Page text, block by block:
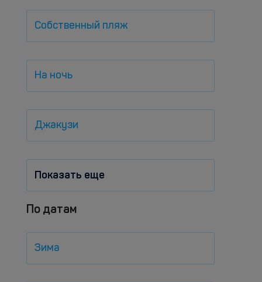
Собственный пляж
На ночь
Джакузи
Показать еще
По датам
Зима